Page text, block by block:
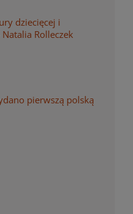
dziecięcej i
Rolleczek
pierwszą polską